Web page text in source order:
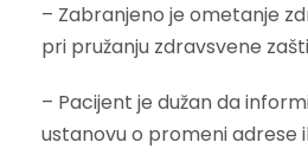
– Zabranjeno je ometanje
pri pružanju zdravsvene
– Pacijent je dužan da
ustanovu o promeni adrese